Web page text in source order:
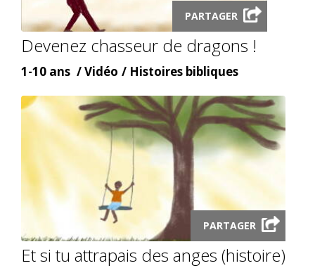
video
modal
PARTAGER
Devenez chasseur de dragons !
Âge
1-10 ans
Content
Vidéo
Content
Histoires bibliques
Launch
video
PARTAGER
Et si tu attrapais des anges (histoire)